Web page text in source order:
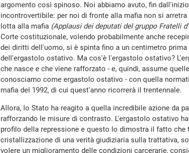
argomento così spinoso. Noi abbiamo avuto, fin
incontrovertibile: per noi di fronte alla mafia non si
lotta alla mafia (Applausi dei deputati del gruppo Fratelli
Corte costituzionale, volendo probabilmente anche
dei diritti dell'uomo, si è spinta fino a un centimetro
dell'ergastolo ostativo. Ma cos'è l'ergastolo ostativo?
che nasce e che viene rafforzato - e, quindi, assume
conosciamo come ergastolo ostativo - con quella
mafia del 1992, di cui quest'anno ricorrerà il trentennale.
Allora, lo Stato ha reagito a quella incredibile azione da
rafforzando le misure di contrasto. L'ergastolo ostativo
profilo della repressione e questo lo dimostra il fatto
cristallizzazione di una verità giudiziaria sulla trattativa,
volere un miglioramento delle condizioni carcerarie,